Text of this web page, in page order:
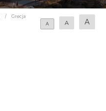
/
Grecja
A
A A